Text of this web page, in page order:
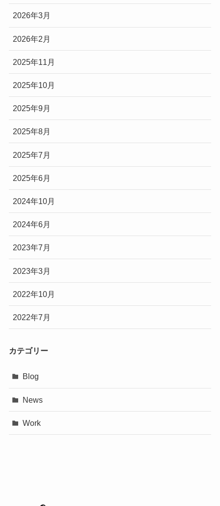
2026年3月
2026年2月
2025年11月
2025年10月
2025年9月
2025年8月
2025年7月
2025年6月
2024年10月
2024年6月
2023年7月
2023年3月
2022年10月
2022年7月
カテゴリー
Blog
News
Work